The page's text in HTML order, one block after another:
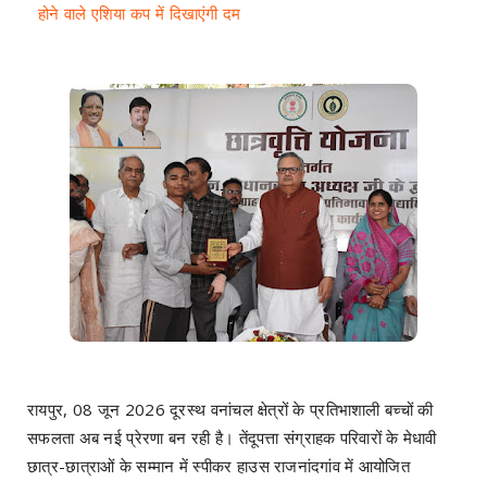
होने वाले एशिया कप में दिखाएंगी दम
रायपुर, 08 जून 2026 दूरस्थ वनांचल क्षेत्रों के प्रतिभाशाली बच्चों की
सफलता अब नई प्रेरणा बन रही है। तेंदूपत्ता संग्राहक परिवारों के मेधावी
छात्र-छात्राओं के सम्मान में स्पीकर हाउस राजनांदगांव में आयोजित